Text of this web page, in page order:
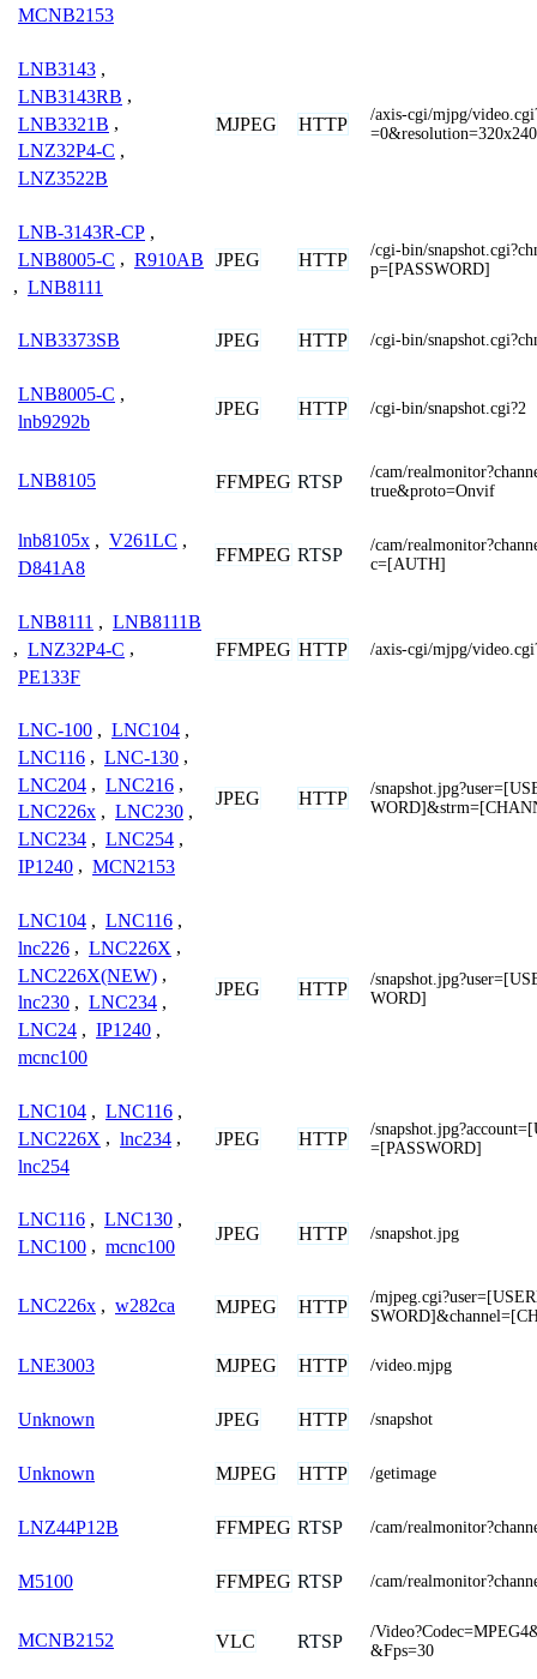
MCNB2153
LNB3143 ,
LNB3143RB ,
LNB3321B ,
LNZ32P4-C ,
LNZ3522B
MJPEG HTTP
/axis-cgi/mjpg/
=0&resolution=320x240
LNB-3143R-CP ,
LNB8005-C , R910AB
, LNB8111
JPEG HTTP
/cgi-bin/
p=[PASSWORD]
LNB3373SB JPEG HTTP /cgi-bin/
LNB8005-C ,
lnb9292b
JPEG HTTP /cgi-bin/snapshot.cgi?2
LNB8105 FFMPEG RTSP
/cam/
true&proto=Onvif
lnb8105x , V261LC ,
D841A8
FFMPEG RTSP
/cam/
c=[AUTH]
LNB8111 , LNB8111B
, LNZ32P4-C ,
PE133F
FFMPEG HTTP /axis-cgi/mjpg/
LNC-100 , LNC104 ,
LNC116 , LNC-130 ,
LNC204 , LNC216 ,
LNC226x , LNC230 ,
LNC234 , LNC254 ,
IP1240 , MCN2153
JPEG HTTP
/
LNC104 , LNC116 ,
lnc226 , LNC226X ,
LNC226X(NEW) ,
lnc230 , LNC234 ,
LNC24 , IP1240 ,
mcnc100
JPEG HTTP
/
WORD]
LNC104 , LNC116 ,
LNC226X , lnc234 ,
lnc254
JPEG HTTP
/
=[PASSWORD]
LNC116 , LNC130 ,
LNC100 , mcnc100
JPEG HTTP /snapshot.jpg
LNC226x , w282ca MJPEG HTTP
/
LNE3003 MJPEG HTTP /video.mjpg
Unknown JPEG HTTP /snapshot
Unknown MJPEG HTTP /getimage
LNZ44P12B FFMPEG RTSP /cam/
M5100 FFMPEG RTSP /cam/
MCNB2152 VLC RTSP
/
&Fps=30